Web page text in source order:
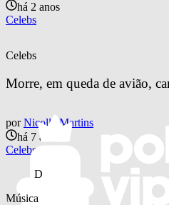
há 2 anos
Celebs
Celebs
Morre, em queda de avião,
por Nicolle Martins
há 7 anos
Celebs
D
Música